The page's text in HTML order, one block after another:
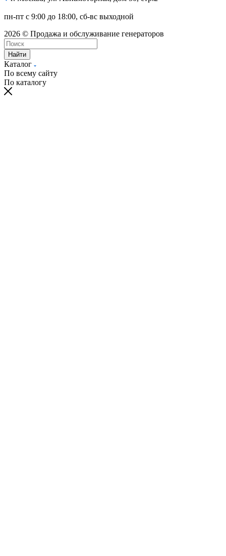
пн-пт с 9:00 до 18:00, сб-вс выходной
2026 © Продажа и обслуживание генераторов
Найти
Каталог
По всему сайту
По каталогу